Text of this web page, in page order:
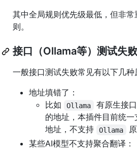
其中全局规则优先级最低，但非
则。
接口（Ollama等）测试失败
一般接口测试失败常见有以下几种
地址填错了：
比如
Ollama 有原生接
的地址，本插件目前统一
地址，不支持
Ollama
某些AI模型不支持聚合翻译：